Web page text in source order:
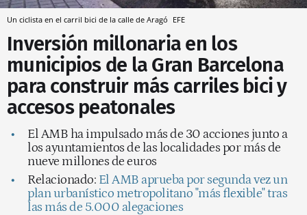
Un ciclista en el carril bici de la calle de Aragó EFE
Inversión millonaria en los
municipios de la Gran Barcelona
para construir más carriles bici y
accesos peatonales
El AMB ha impulsado más de 30 acciones junto a
los ayuntamientos de las localidades por más de
nueve millones de euros
Relacionado: El AMB aprueba por segunda vez un
plan urbanístico metropolitano "más flexible" tras
las más de 5.000 alegaciones